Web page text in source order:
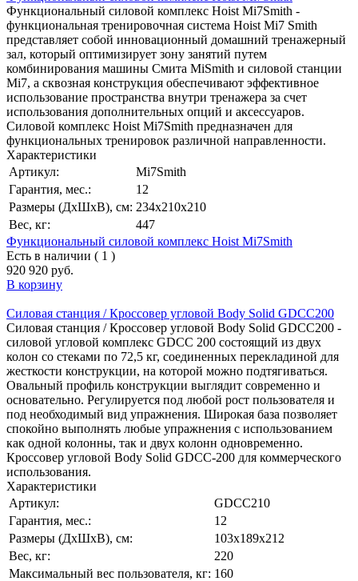
Функциональный силовой комплекс Hoist Mi7Smith -
функциональная тренировочная система Hoist Mi7 Smith
представляет собой инновационный домашний тренажерный
зал, который оптимизирует зону занятий путем
комбинирования машины Смита MiSmith и силовой станции
Mi7, а сквозная конструкция обеспечивают эффективное
использование пространства внутри тренажера за счет
использования дополнительных опций и аксессуаров.
Силовой комплекс Hoist Mi7Smith предназначен для
функциональных тренировок различной направленности.
Характеристики
Артикул:
Mi7Smith
Гарантия, мес.:
12
Размеры (ДхШхВ), см: 234х210х210
Вес, кг:
447
Функциональный силовой комплекс Hoist Mi7Smith
Есть в наличии ( 1 )
920 920 руб.
В корзину
Силовая станция / Кроссовер угловой Body Solid GDCC200
Силовая станция / Кроссовер угловой Body Solid GDCC200 -
силовой угловой комплекс GDCC 200 состоящий из двух
колон со стеками по 72,5 кг, соединенных перекладиной для
жесткости конструкции, на которой можно подтягиваться.
Овальный профиль конструкции выглядит современно и
основательно. Регулируется под любой рост пользователя и
под необходимый вид упражнения. Широкая база позволяет
спокойно выполнять любые упражнения с использованием
как одной колонны, так и двух колонн одновременно.
Кроссовер угловой Body Solid GDCC-200 для коммерческого
использования.
Характеристики
Артикул:
GDCC210
Гарантия, мес.:
12
Размеры (ДхШхВ), см:
103х189х212
Вес, кг:
220
Максимальный вес пользователя, кг: 160